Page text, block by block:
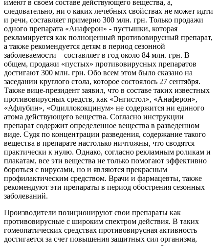
имеют в своем составе действующего вещества, а,
следовательно, ни о каких лечебных свойствах не может идти
и речи, составляет примерно 300 млн. грн. Только продажи
одного препарата «Анаферон» - пустышки, которая
рекламируется как полноценный противовирусный препарат,
а также рекомендуется детям в период сезонной
заболеваемости – составляет в год около 84 млн. грн. В
общем, продажи «пустых» противовирусных препаратов
достигают 300 млн. грн. Обо всем этом было сказано на
заседании круглого стола, которое состоялось 27 сентября.
Также вице-президент заявил, что в составе таких известных
противовирусных средств, как «Энгистол», «Анаферон»,
«Афлубин», «Оциллококцинум» не содержится ни единого
атома действующего вещества. Согласно инструкции
препарат содержит определенное вещества в разведенном
виде. Судя по концентрации разведения, содержание такого
вещества в препарате настолько ничтожны, что сводятся
практически к нулю. Однако, согласно рекламным роликам и
плакатам, все эти вещества не только помогают эффективно
бороться с вирусами, но и являются прекрасным
профилактическим средством. Врачи и фармацевты, также
рекомендуют эти препараты в период обострения сезонных
заболеваний.
Производители позиционируют свои препараты как
противовирусные с широким спектром действия. В таких
гомеопатических средствах противовирусная активность
достигается за счет повышения защитных сил организма,